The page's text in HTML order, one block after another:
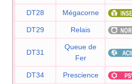
DT28 Mégacorne
DT29 Relais
DT31
Queue de
Fer
DT34 Prescience